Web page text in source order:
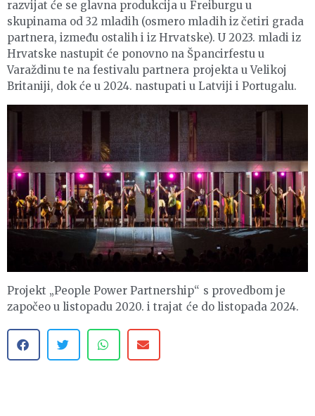
razvijat će se glavna produkcija u Freiburgu u
skupinama od 32 mladih (osmero mladih iz četiri grada
partnera, između ostalih i iz Hrvatske). U 2023. mladi iz
Hrvatske nastupit će ponovno na Špancirfestu u
Varaždinu te na festivalu partnera projekta u Velikoj
Britaniji, dok će u 2024. nastupati u Latviji i Portugalu.
Projekt „People Power Partnership“ s provedbom je
započeo u listopadu 2020. i trajat će do listopada 2024.